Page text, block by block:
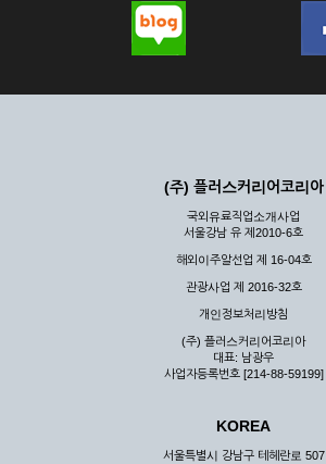
(주) 플러스커리어코리아
국외유료직업소개사업
서울강남 유 제2010-6호
해외이주알선업 제 16-04호
관광사업 제 2016-32호
개인정보처리방침
(주) 플러스커리어코리아
대표: 남광우
사업자등록번호 [214-88-59199]
KOREA
서울특별시 강남구 테헤란로 507